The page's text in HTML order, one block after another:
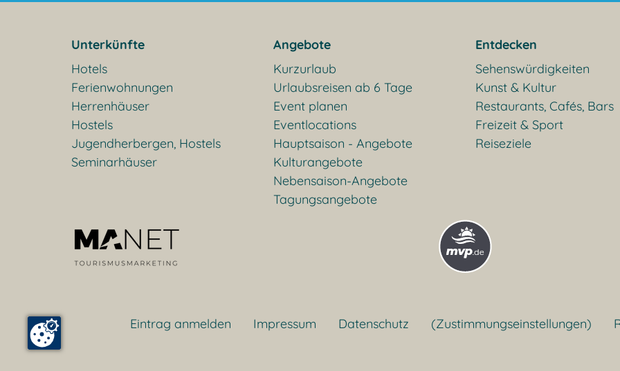
Unterkünfte
Hotels
Ferienwohnungen
Herrenhäuser
Hostels
Jugendherbergen, Hostels
Seminarhäuser
Angebote
Kurzurlaub
Urlaubsreisen ab 6 Tage
Event planen
Eventlocations
Hauptsaison - Angebote
Kulturangebote
Nebensaison-Angebote
Tagungsangebote
Entdecken
Sehenswürdigkeiten
Kunst & Kultur
Restaurants, Cafés, Bars
Freizeit & Sport
Reiseziele
Eintrag anmelden Impressum Datenschutz (Zustimmungseinstellungen)